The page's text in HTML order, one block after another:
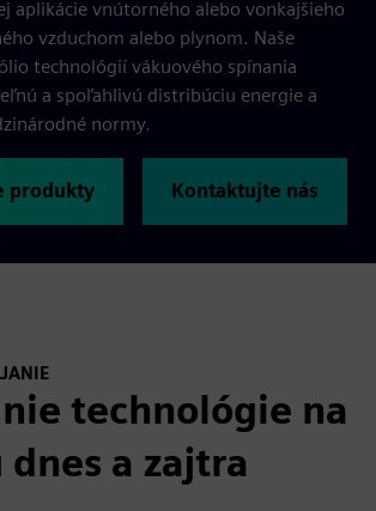
aplikácie vnútorného alebo vonkajšieho
vzduchom alebo plynom. Naše
technológií vákuového spínania
a spoľahlivú distribúciu energie a
normy.
produkty Kontaktujte nás
technológie na
a zajtra